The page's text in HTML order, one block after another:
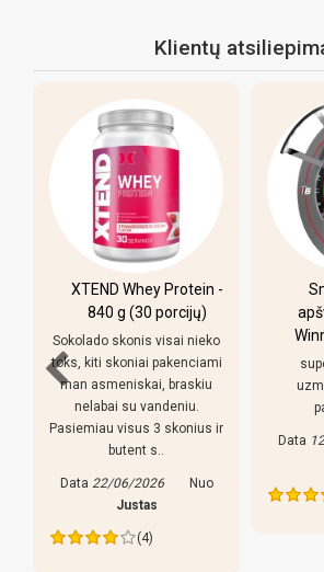
Klientų
XTEND Whey Protein -
840 g (30 porcijų)
Sokolado skonis visai nieko
toks, kiti skoniai pakenciami
man asmeniskai, braskiu
nelabai su vandeniu.
Pasiemiau visus 3 skonius ir
butent s..
Data 22/06/2026
Nuo
Justas
(4)
Data